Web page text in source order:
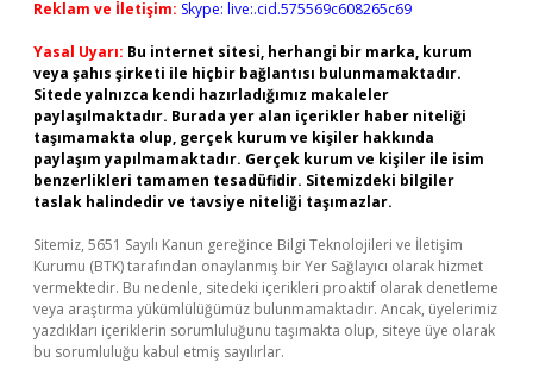
Reklam ve İletişim: Skype: live:.cid.575569c608265c69
Yasal Uyarı: Bu internet sitesi, herhangi bir marka, kurum
veya şahıs şirketi ile hiçbir bağlantısı bulunmamaktadır.
Sitede yalnızca kendi hazırladığımız makaleler
paylaşılmaktadır. Burada yer alan içerikler haber niteliği
taşımamakta olup, gerçek kurum ve kişiler hakkında
paylaşım yapılmamaktadır. Gerçek kurum ve kişiler ile isim
benzerlikleri tamamen tesadüfidir. Sitemizdeki bilgiler
taslak halindedir ve tavsiye niteliği taşımazlar.
Sitemiz, 5651 Sayılı Kanun gereğince Bilgi Teknolojileri ve İletişim
Kurumu (BTK) tarafından onaylanmış bir Yer Sağlayıcı olarak hizmet
vermektedir. Bu nedenle, sitedeki içerikleri proaktif olarak denetleme
veya araştırma yükümlülüğümüz bulunmamaktadır. Ancak, üyelerimiz
yazdıkları içeriklerin sorumluluğunu taşımakta olup, siteye üye olarak
bu sorumluluğu kabul etmiş sayılırlar.